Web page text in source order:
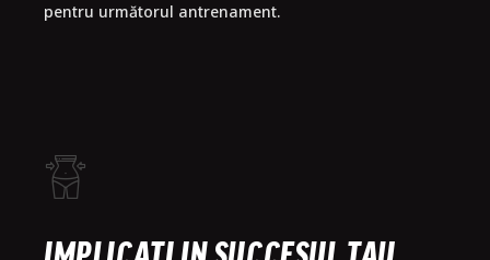
pentru următorul antrenament.pentru următorul antrenament.